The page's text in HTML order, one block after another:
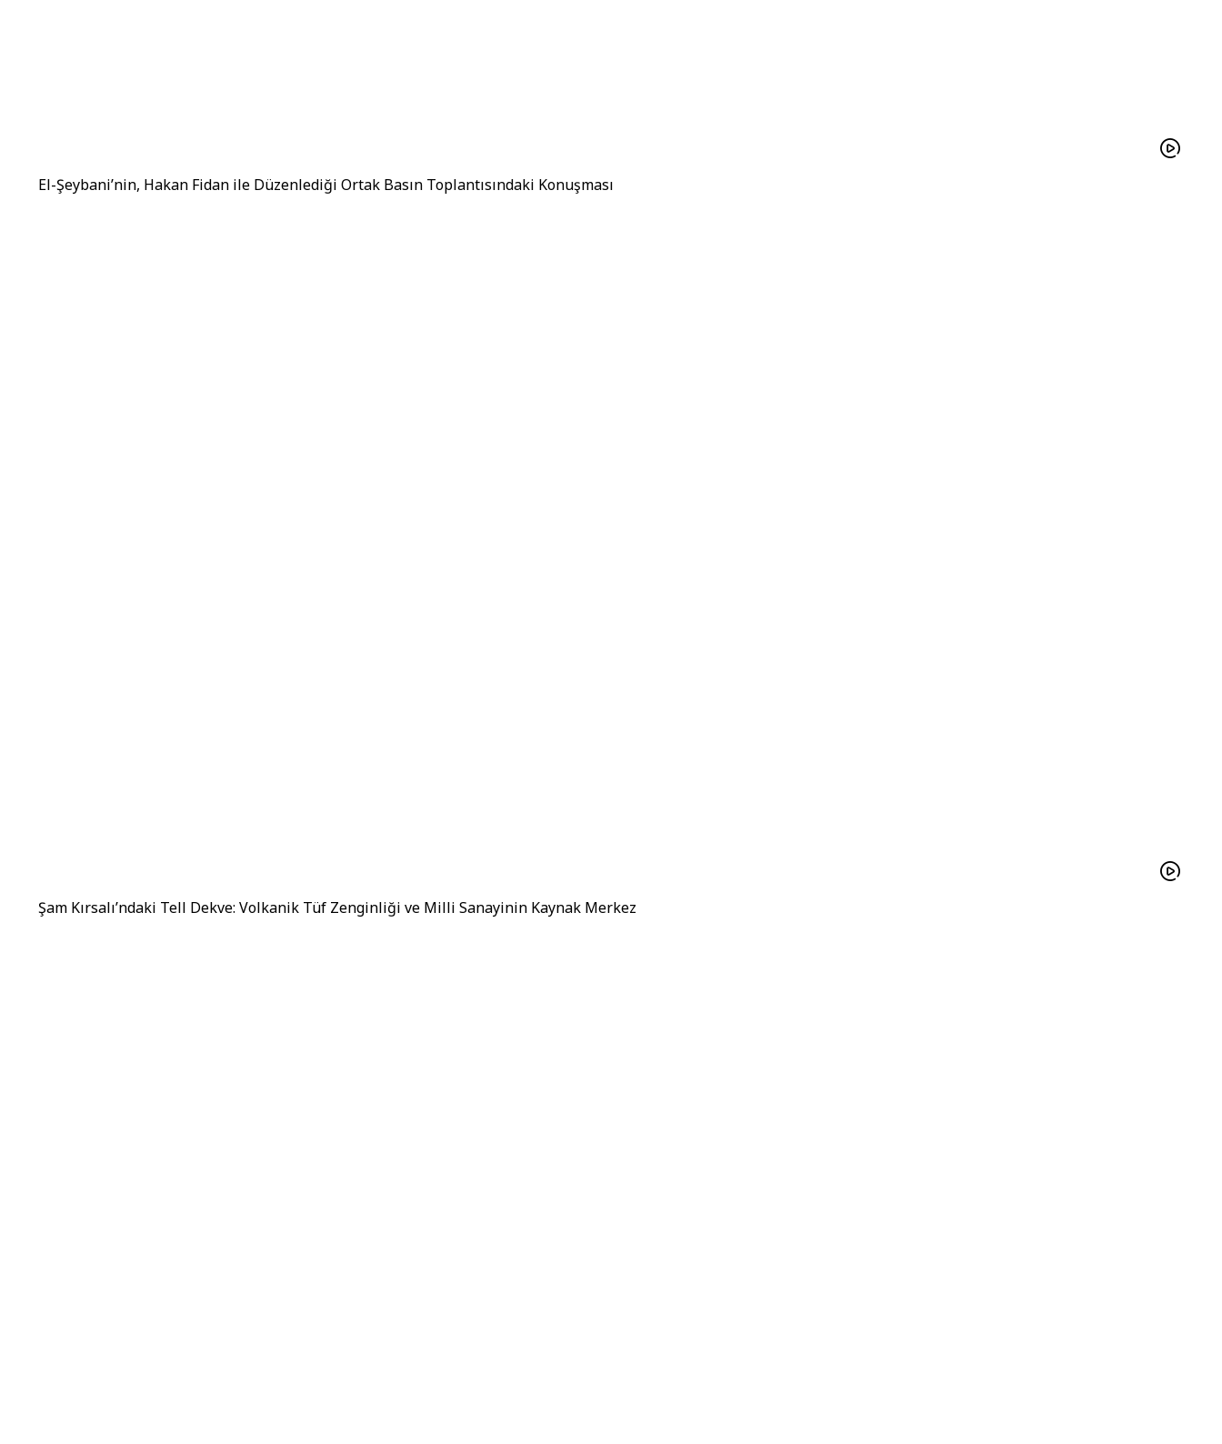
El-Şeybani’nin, Hakan Fidan ile Düzenlediği Ortak Basın Toplantısındaki Konuşması
Şam Kırsalı’ndaki Tell Dekve: Volkanik Tüf Zenginliği ve Milli Sanayinin Kaynak Merkez